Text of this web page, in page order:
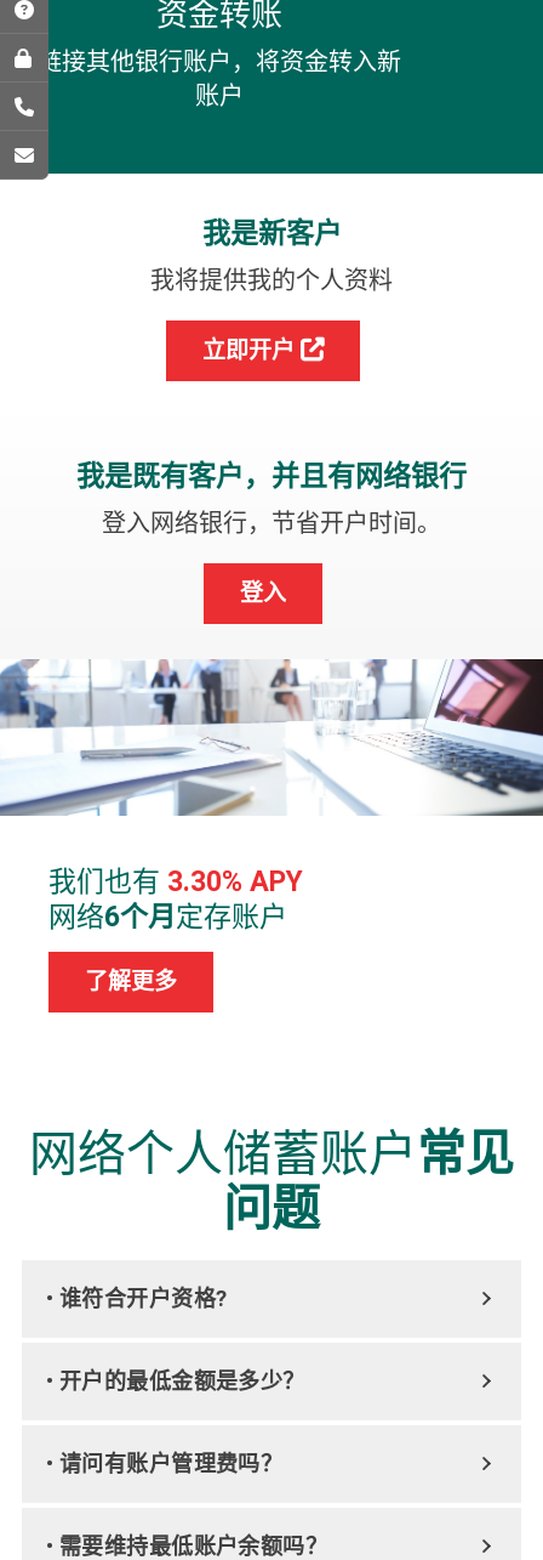
资金转账
链接其他银行账户，将资金转入新
账户
我是新客户
我将提供我的个人资料
立即开户 
我是既有客户，并且有网络银行
登入网络银行，节省开户时间。
登入
我们也有 3.30% APY
网络6个月定存账户
了解更多
网络个人储蓄账户常见
问题
• 谁符合开户资格?
• 开户的最低金额是多少？
• 请问有账户管理费吗？
• 需要维持最低账户余额吗？